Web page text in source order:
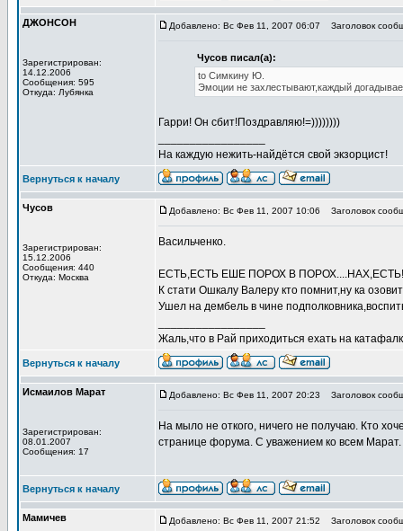
ДЖОНСОН
Зарегистрирован:
14.12.2006
Сообщения: 595
Откуда: Лубянка
Добавлено: Вс Фев 11, 2007 06:07 Заголовок
Чусов писал(а):
to Симкину Ю.
Эмоции не захлестывают,каждый
Гарри! Он сбит!Поздравляю!=))))))))
На каждую нежить-найдётся свой экзорцист!
Вернуться к началу
Чусов
Зарегистрирован:
15.12.2006
Сообщения: 440
Откуда: Москва
Добавлено: Вс Фев 11, 2007 10:06 Заголовок
Васильченко.
ЕСТЬ,ЕСТЬ ЕШЕ ПОРОХ В
К стати Ошкалу Валеру кто помнит,ну ка
Ушел на дембель в чине
Жаль,что в Рай приходиться ехать на
Вернуться к началу
Исмаилов Марат
Зарегистрирован:
08.01.2007
Сообщения: 17
Добавлено: Вс Фев 11, 2007 20:23 Заголовок
На мыло не откого, ничего не получаю. Кто
странице форума. С уважением ко всем Марат.
Вернуться к началу
Мамичев Добавлено: Вс Фев 11, 2007 21:52 Заголовок